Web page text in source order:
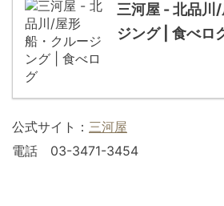
三河屋 - 北品川
ジング | 食べロ
公式サイト： 三河屋
電話 03-3471-3454